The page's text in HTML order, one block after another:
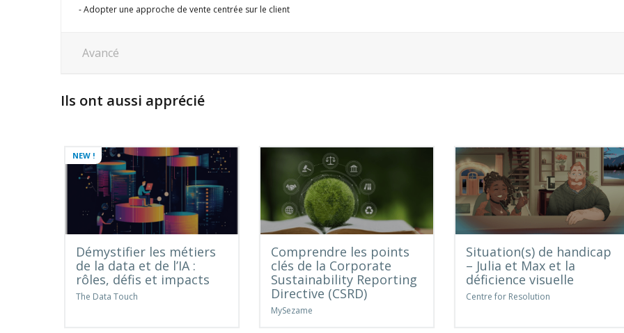
Adopter une approche de vente centrée sur le client
Avancé
Ils ont aussi apprécié
NEW !
Démystifier les métiers
de la data et de l’IA :
rôles, défis et impacts
The Data Touch
Comprendre les points
clés de la Corporate
Sustainability Reporting
Directive (CSRD)
MySezame
Situation(s) de handicap
– Julia et Max et la
déficience visuelle
Centre for Resolution